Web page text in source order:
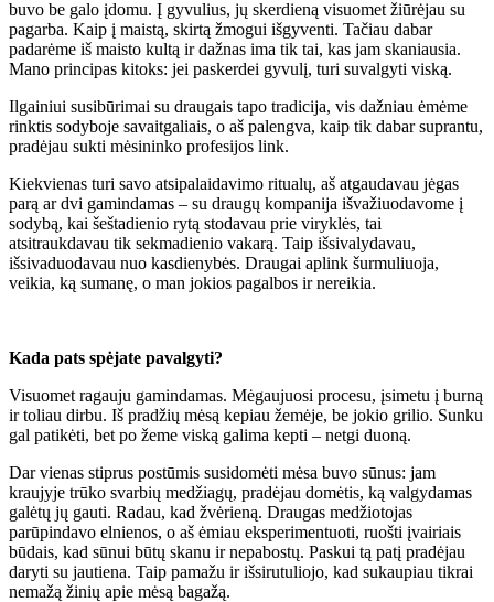
buvo be galo įdomu. Į gyvulius, jų skerdieną visuomet žiūrėjau su
pagarba. Kaip į maistą, skirtą žmogui išgyventi. Tačiau dabar
padarėme iš maisto kultą ir dažnas ima tik tai, kas jam skaniausia.
Mano principas kitoks: jei paskerdei gyvulį, turi suvalgyti viską.
Ilgainiui susibūrimai su draugais tapo tradicija, vis dažniau ėmėme
rinktis sodyboje savaitgaliais, o aš palengva, kaip tik dabar suprantu,
pradėjau sukti mėsininko profesijos link.
Kiekvienas turi savo atsipalaidavimo ritualų, aš atgaudavau jėgas
parą ar dvi gamindamas – su draugų kompanija išvažiuodavome į
sodybą, kai šeštadienio rytą stodavau prie viryklės, tai
atsitraukdavau tik sekmadienio vakarą. Taip išsivalydavau,
išsivaduodavau nuo kasdienybės. Draugai aplink šurmuliuoja,
veikia, ką sumanę, o man jokios pagalbos ir nereikia.
Kada pats spėjate pavalgyti?
Visuomet ragauju gamindamas. Mėgaujuosi procesu, įsimetu į burną
ir toliau dirbu. Iš pradžių mėsą kepiau žemėje, be jokio grilio. Sunku
gal patikėti, bet po žeme viską galima kepti – netgi duoną.
Dar vienas stiprus postūmis susidomėti mėsa buvo sūnus: jam
kraujyje trūko svarbių medžiagų, pradėjau domėtis, ką valgydamas
galėtų jų gauti. Radau, kad žvėrieną. Draugas medžiotojas
parūpindavo elnienos, o aš ėmiau eksperimentuoti, ruošti įvairiais
būdais, kad sūnui būtų skanu ir nepabostų. Paskui tą patį pradėjau
daryti su jautiena. Taip pamažu ir išsirutuliojo, kad sukaupiau tikrai
nemažą žinių apie mėsą bagažą.